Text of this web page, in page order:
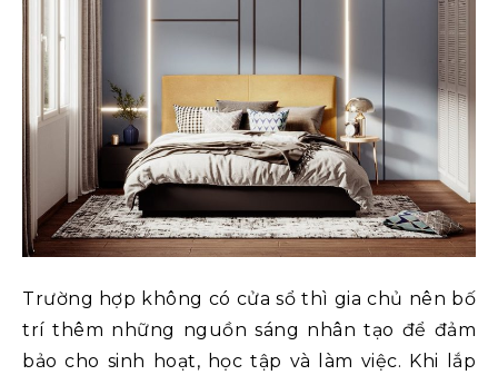
Trường hợp không có cửa sổ thì gia chủ nên bố
trí thêm những nguồn sáng nhân tạo để đảm
bảo cho sinh hoạt, học tập và làm việc. Khi lắp